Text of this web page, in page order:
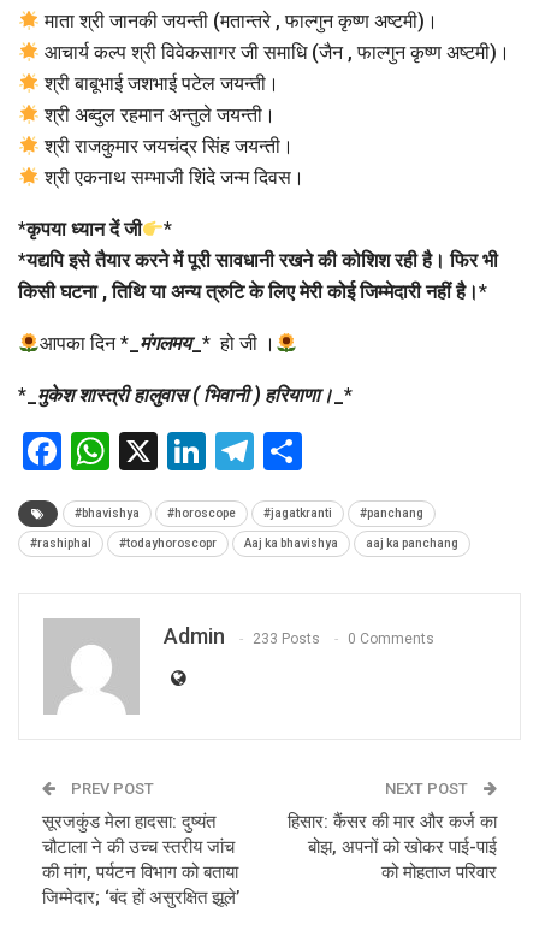
माता श्री जानकी जयन्ती (मतान्तरे , फाल्गुन कृष्ण अष्टमी)।
आचार्य कल्प श्री विवेकसागर जी समाधि (जैन , फाल्गुन कृष्ण अष्टमी)।
श्री बाबूभाई जशभाई पटेल जयन्ती।
श्री अब्दुल रहमान अन्तुले जयन्ती।
श्री राजकुमार जयचंद्र सिंह जयन्ती।
श्री एकनाथ सम्भाजी शिंदे जन्म दिवस।
*कृपया ध्यान दें जी
*
*यद्यपि इसे तैयार करने में पूरी सावधानी रखने की कोशिश रही है। फिर भी
किसी घटना , तिथि या अन्य त्रुटि के लिए मेरी कोई जिम्मेदारी नहीं है।*
आपका दिन * मंगलमय_* हो जी ।
* मुकेश शास्त्री हालुवास ( भिवानी ) हरियाणा। *
Facebook
WhatsApp
X LinkedIn
Telegram
#bhavishya #horoscope #jagatkranti #panchang
#rashiphal #todayhoroscopr Aaj ka bhavishya aaj ka panchang
Admin 233 Posts 0 Comments
PREV POST
सूरजकुंड मेला हादसा: दुष्यंत
चौटाला ने की उच्च स्तरीय जांच
की मांग, पर्यटन विभाग को बताया
जिम्मेदार; ‘बंद हों असुरक्षित झूले’
NEXT POST
हिसार: कैंसर की मार और कर्ज का
बोझ, अपनों को खोकर पाई-पाई
को मोहताज परिवार